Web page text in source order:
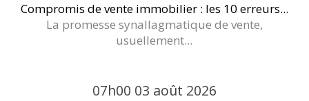
Compromis de vente immobilier : les 10 erreurs...
La promesse synallagmatique de vente,
usuellement...
07h00 03 août 2026